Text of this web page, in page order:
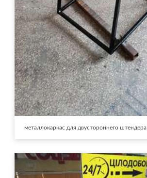
металлокаркас для двустороннего штендера